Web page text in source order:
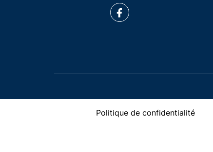
Politique de confidentialité